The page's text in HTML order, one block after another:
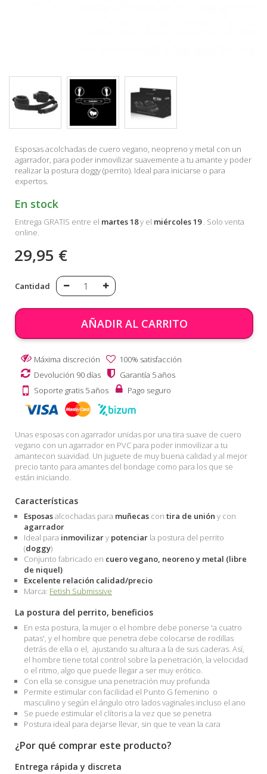
Esposas acolchadas de cuero vegano, neopreno y metal con un
agarrador, para poder inmovilizar suavemente a tu amante y poder
realizar la postura doggy (perrito). Ideal para iniciarse o para
expertos.
En stock
Entrega GRATIS entre el martes 18y el miércoles 19 . Solo venta
online.
29,95 €
Cantidad
AÑADIR AL CARRITO
Máxima discreción
100% satisfacción
Devolución 90 días
Garantía 5 años
Soporte gratis 5 años
Pago seguro
Unas esposas con agarrador unidas por una tira suave de cuero
vegano con un agarrador en PVC para poder inmovilizar a tu
amantecon suavidad. Un juguete de muy buena calidad y al mejor
precio tanto para amantes del bondage como para los que se
están iniciando.
Características
Esposasalcochadas para muñecas con tira de unión y con
agarrador
Ideal para inmovilizary potenciar la postura del perrito
(doggy)
Conjunto fabricado en cuero vegano, neoreno y metal (libre
de niquel)
Excelente relación calidad/precio
Marca: Fetish Submissive
La postura del perrito, beneficios
En esta postura, la mujer o el hombre debe ponerse 'a cuatro
patas', y el hombre que penetra debe colocarse de rodillas
detrás de ella o el, ajustando su altura a la de sus caderas. Así,
el hombre tiene total control sobre la penetración, la velocidad
o el ritmo, algo que puede llegar a ser muy erótico.
Con ella se consigue una penetración muy profunda
Permite estimular con facilidad el Punto G femenino o
masculino y según el ángulo otro lados vaginales incluso el ano
Se puede estimular el clítoris a la vez que se penetra
Postura ideal para dejarse llevar, sin que te vean la cara
¿Por qué comprar este producto?
Entrega rápida y discreta